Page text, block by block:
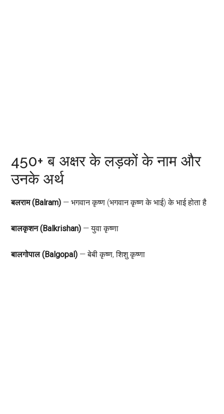
450+ ब अक्षर के लड़कों के नाम और
उनके अर्थ
बलराम (Balram) — भगवान कृष्ण (भगवान कृष्ण के भाई) के भाई होता है
बालकृशन (Balkrishan) — युवा कृष्णा
बालगोपाल (Balgopal) — बेबी कृष्ण, शिशु कृष्णा